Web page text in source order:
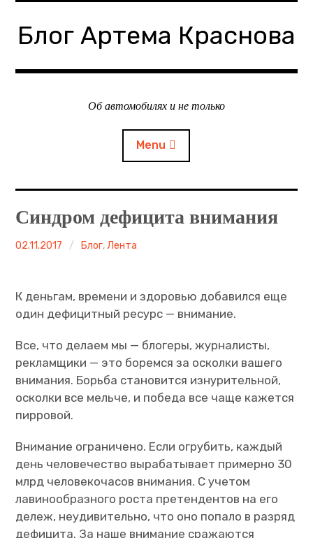
content
Блог Артема Краснова
Об автомобилях и не только
Menu
Видео
Репортажи
Фото
Рефлексии
Синдром дефицита внимания
Артем
02.11.2017 Блог,Лента
К деньгам, времени и здоровью добавился еще
один дефицитный ресурс — внимание.
Все, что делаем мы — блогеры, журналисты,
рекламщики — это боремся за осколки вашего
внимания. Борьба становится изнурительной,
осколки все мельче, и победа все чаще кажется
пирровой.
Внимание ограничено. Если огрубить, каждый
день человечество вырабатывает примерно 30
млрд человекочасов внимания. С учетом
лавинообразного роста претендентов на его
дележ, неудивительно, что оно попало в разряд
дефицита. За наше внимание сражаются